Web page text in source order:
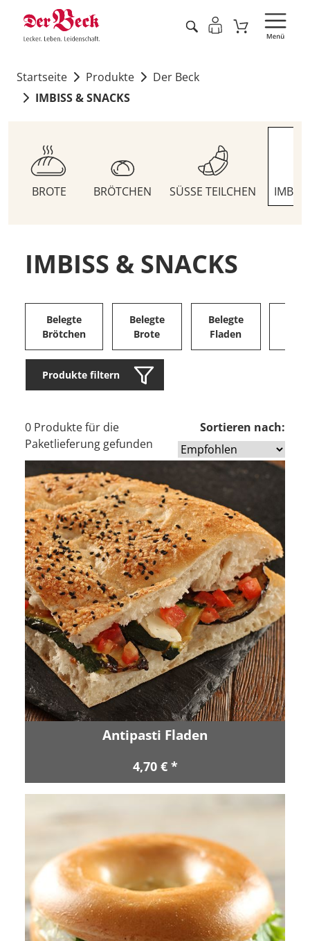
Startseite Produkte
Der Beck
IMBISS & SNACKS
BROTE BRÖTCHEN SÜSSE TEILCHEN
IMBISS & SNACKS
Belegte
Brötchen
Belegte
Brote
Belegte
Fladen
Produkte filtern
0 Produkte für die
Paketlieferung gefunden
Sortieren nach:
Antipasti Fladen
4,70 € *